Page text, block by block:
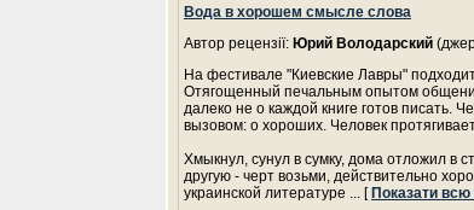
Вода в хорошем смысле слова
Автор рецензії: Юрий Володарский
На фестивале "Киевские Лавры"
Отягощенный печальным опытом
далеко не о каждой книге готов писать.
вызовом: о хороших. Человек
Хмыкнул, сунул в сумку, дома отложил в
другую - черт возьми, действительно
украинской литературе ... [ Показати всю